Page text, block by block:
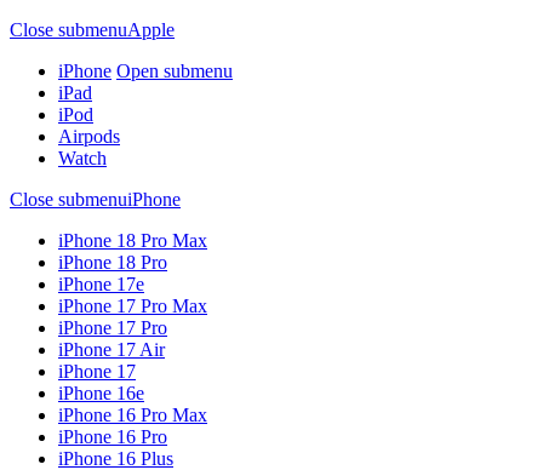
Close submenuApple
iPhone Open submenu
iPad
iPod
Airpods
Watch
Close submenuiPhone
iPhone 18 Pro Max
iPhone 18 Pro
iPhone 17e
iPhone 17 Pro Max
iPhone 17 Pro
iPhone 17 Air
iPhone 17
iPhone 16e
iPhone 16 Pro Max
iPhone 16 Pro
iPhone 16 Plus